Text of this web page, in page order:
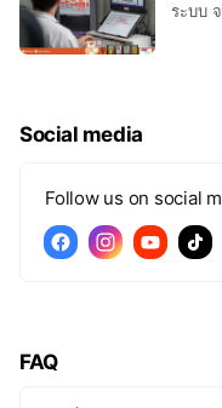
ระบบ
Social media
Follow us on social
FAQ